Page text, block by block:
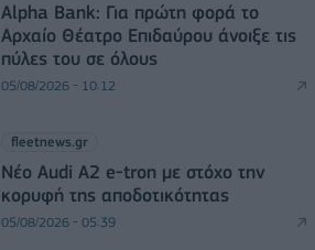
Alpha Bank: Για πρώτη φορά το
Αρχαίο Θέατρο Επιδαύρου άνοιξε τις
πύλες του σε όλους
05/08/2026 - 10:12
fleetnews.gr
Νέο Audi A2 e-tron με στόχο την
κορυφή της αποδοτικότητας
05/08/2026 - 05:39